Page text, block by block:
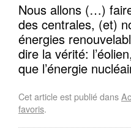
Nous allons (…)
des centrales, (et)
énergies
dire la vérité:
que l’énergie
Cet article est publié dans
favoris.